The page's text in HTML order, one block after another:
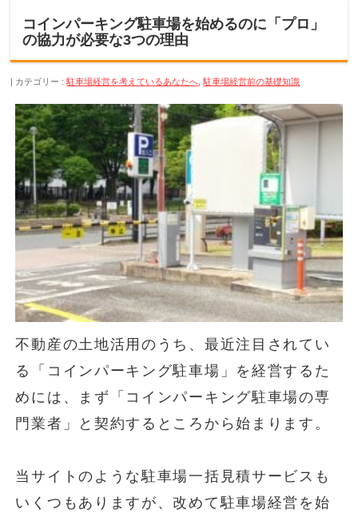
コインパーキング駐車場を始めるのに「プロ」
の協力が必要な3つの理由
カテゴリー :駐車場経営を考えているあなたへ ,駐車場経営前の基礎知識
不動産の土地活用のうち、最近注目されてい
る「コインパーキング駐車場」を経営するた
めには、まず「コインパーキング駐車場の専
門業者」と契約するところから始まります。
当サイトのような駐車場一括見積サービスも
いくつもありますが、改めて駐車場経営を始